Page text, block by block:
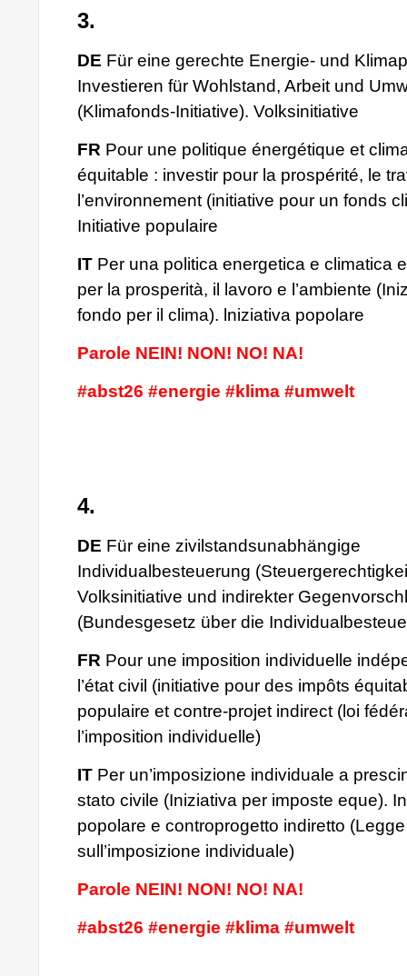
3.
DE Für eine gerechte Energie- und
Investieren für Wohlstand, Arbeit und
(Klimafonds-Initiative). Volksinitiative
FR Pour une politique énergétique et
équitable : investir pour la prospérité, le
l’environnement (initiative pour un fonds
Initiative populaire
IT Per una politica energetica e climatica
per la prosperità, il lavoro e l’ambiente
fondo per il clima). lniziativa popolare
Parole NEIN! NON! NO! NA!
#abst26 #energie #klima #umwelt
4.
DE Für eine zivilstandsunabhängige
Individualbesteuerung
Volksinitiative und indirekter
(Bundesgesetz über die
FR Pour une imposition individuelle
l’état civil (initiative pour des impôts
populaire et contre-projet indirect (loi
l’imposition individuelle)
IT Per un’imposizione individuale a
stato civile (Iniziativa per imposte eque).
popolare e controprogetto indiretto
sull’imposizione individuale)
Parole NEIN! NON! NO! NA!
#abst26 #energie #klima #umwelt